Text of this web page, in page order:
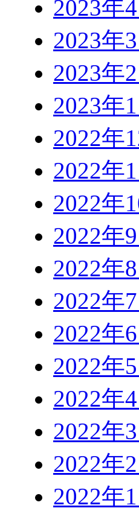
2023年4
2023年3
2023年2
2023年1
2022年
2022年
2022年
2022年9
2022年8
2022年7
2022年6
2022年5
2022年4
2022年3
2022年2
2022年1